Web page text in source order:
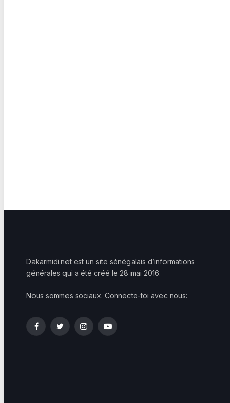
Dakarmidi.net est un site sénégalais d’informations
générales qui a été créé le 28 mai 2016.
Nous sommes sociaux. Connecte-toi avec nous:
FacebookTwitterInstagramYouTube